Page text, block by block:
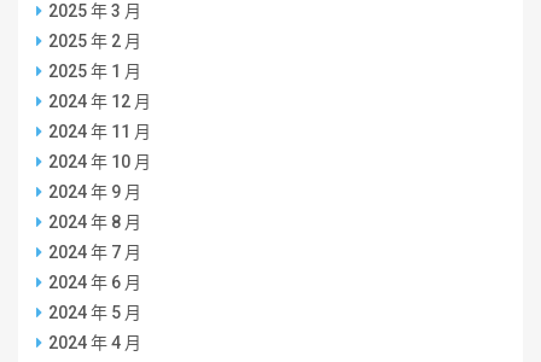
2025 年 3 月
2025 年 2 月
2025 年 1 月
2024 年 12 月
2024 年 11 月
2024 年 10 月
2024 年 9 月
2024 年 8 月
2024 年 7 月
2024 年 6 月
2024 年 5 月
2024 年 4 月